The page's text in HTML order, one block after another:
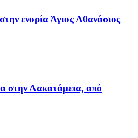
ενορία Άγιος Αθανάσιος
στην Λακατάμεια, από